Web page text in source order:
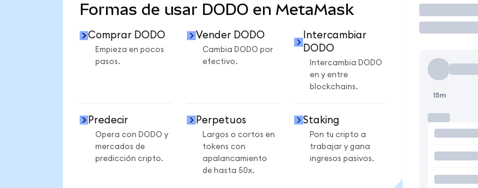
Formas de usar DODO en MetaMask
Comprar DODO
Empieza en pocos
pasos.
Vender DODO
Cambia DODO por
efectivo.
Intercambiar
DODO
Intercambia DODO
en y entre
blockchains.
Predecir
Opera con DODO y
mercados de
predicción cripto.
Perpetuos
Largos o cortos en
tokens con
apalancamiento
de hasta 50x.
Staking
Pon tu cripto a
trabajar y gana
ingresos pasivos.
Operar
15m